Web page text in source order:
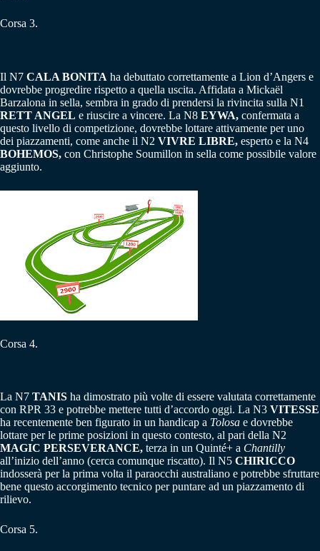
Corsa 3.
Il N7 CALA BONITA ha debuttato correttamente a Lion d’Angers e
dovrebbe progredire rispetto a quella uscita. Affidata a Mickaël
Barzalona in sella, sembra in grado di prendersi la rivincita sulla N1
RETT ANGEL e riuscire a vincere. La N8 EYWA, confermata a
questo livello di competizione, dovrebbe lottare attivamente per uno
dei piazzamenti, come anche il N2 VIVRE LIBRE, esperto e la N4
BOHEMOS, con Christophe Soumillon in sella come possibile valore
aggiunto.
Corsa 4.
La N7 TANIS ha dimostrato più volte di essere valutata correttamente
con RPR 33 e potrebbe mettere tutti d’accordo oggi. La N3 VITESSE
ha recentemente ben figurato in un handicap a Tolosa e dovrebbe
lottare per le prime posizioni in questo contesto, al pari della N2
MAGIC PERSEVERANCE, terza in un Quinté+ a Chantilly
all’inizio dell’anno (cerca comunque riscatto). Il N5 CHIRICCO
indosserà per la prima volta il paraocchi australiano e potrebbe sfruttare
bene questo accorgimento tecnico per puntare ad un piazzamento di
rilievo.
Corsa 5.